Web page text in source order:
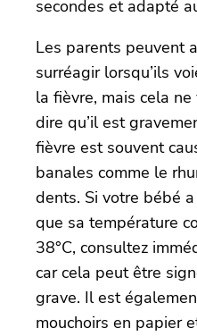
secondes et adapté
Les parents peuvent
surréagir lorsqu’ils
la fièvre, mais cela
dire qu’il est
fièvre est souvent
banales comme le
dents. Si votre bébé
que sa température
38°C, consultez
car cela peut être
grave. Il est
mouchoirs en papier